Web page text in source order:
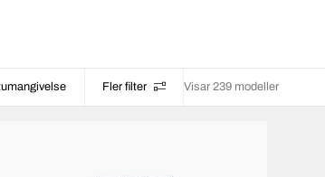
Fler filter Visar 239 modeller